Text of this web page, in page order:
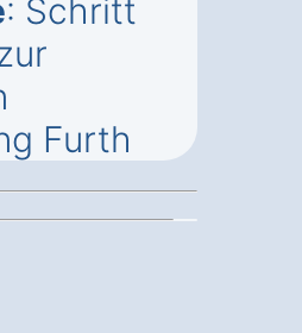
: Schritt
Furth